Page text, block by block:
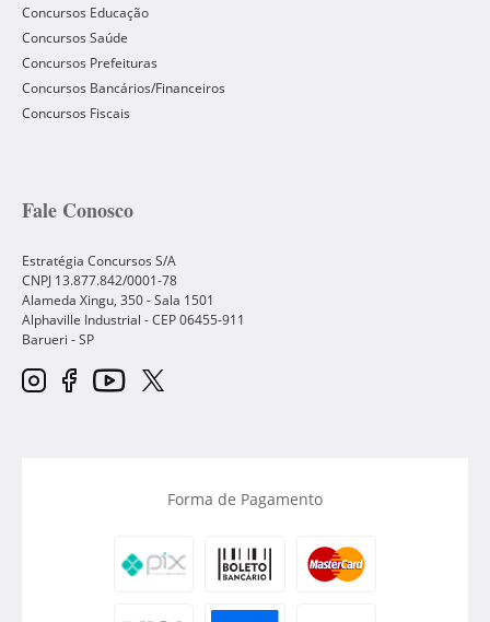
Concursos Educação
Concursos Saúde
Concursos Prefeituras
Concursos Bancários/Financeiros
Concursos Fiscais
Fale Conosco
Estratégia Concursos S/A
CNPJ 13.877.842/0001-78
Alameda Xingu, 350 - Sala 1501
Alphaville Industrial - CEP06455-911
Barueri -SP
Forma de Pagamento